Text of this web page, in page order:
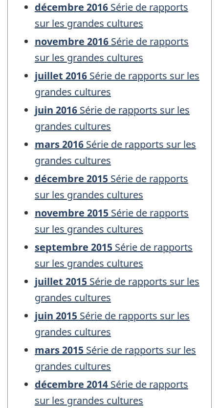
décembre 2016 Série de rapports
sur les grandes cultures
novembre 2016 Série de rapports
sur les grandes cultures
juillet 2016 Série de rapports sur les
grandes cultures
juin 2016 Série de rapports sur les
grandes cultures
mars 2016 Série de rapports sur les
grandes cultures
décembre 2015 Série de rapports
sur les grandes cultures
novembre 2015 Série de rapports
sur les grandes cultures
septembre 2015 Série de rapports
sur les grandes cultures
juillet 2015 Série de rapports sur les
grandes cultures
juin 2015 Série de rapports sur les
grandes cultures
mars 2015 Série de rapports sur les
grandes cultures
décembre 2014 Série de rapports
sur les grandes cultures